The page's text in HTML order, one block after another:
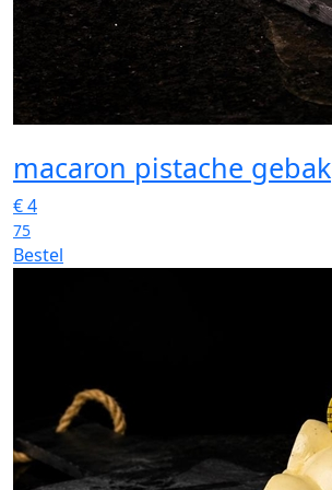
macaron pistache gebak
€4
75
Bestel